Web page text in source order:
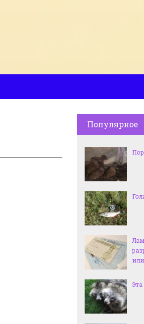
Популярное